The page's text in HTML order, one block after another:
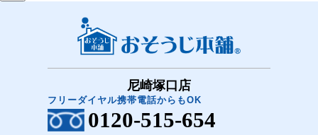
尼崎塚口店
フリーダイヤル携帯電話からもOK
0120-515-654